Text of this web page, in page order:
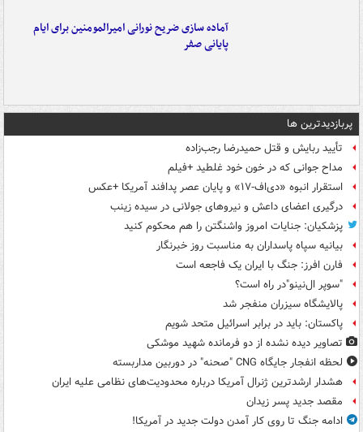
آماده سازی ضریح نورانی امیرالمومنین برای ایام
پایانی صفر
پربازدیدترین ها
تأیید ربایش و قتل حمیدرضا رجب‌زاده
مداح جوانی که در خون خود غلطید +فیلم
استقرار انبوه «دی‌اف‑۱۷» و پایان عصر پدافند آمریکا +عکس
درگیری اعضای داعش و نیروهای جولانی در سیده زینب
پزشکیان: جنایات امروز واشنگتن را هم محکوم کنید
بیانیه سپاه پاسداران به مناسبت روز خبرنگار
فارن افرز: جنگ با ایران یک فاجعه است
"سوپر ال‌نینو"در راه است؟
پالایشگاه سیزران منفجر شد
پاکستان: باید در برابر اسرائیل متحد شویم
تصاویر دیده‌ نشده از دو فرمانده شهید موشکی
لحظه انفجار جایگاه CNG "صحنه" در دوربین مداربسته
هشدار ارشدترین ژنرال آمریکا درباره محدودیت‌های نظامی علیه ایران
مقصد جدید پسر زیدان
ادامه جنگ تا روی کار آمدن دولت جدید در آمریکا!